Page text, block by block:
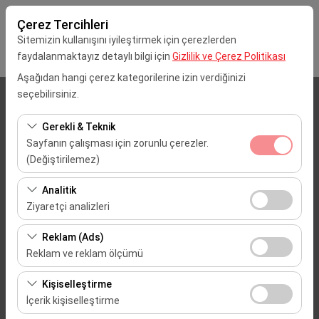
Çerez Tercihleri
Sitemizin kullanışını iyileştirmek için çerezlerden
faydalanmaktayız detaylı bilgi için Gizlilik ve Çerez Politikası
Aşağıdan hangi çerez kategorilerine izin verdiğinizi
seçebilirsiniz.
Gerekli & Teknik
Sayfanın çalışması için zorunlu çerezler.
(Değiştirilemez)
Bu çerezler sitenin doğru şekilde çalışması, güvenlik,
oturum yönetimi ve temel işlevler için gereklidir. Devre
dışı bırakılamaz.
Analitik
Ziyaretçi analizleri
Bu çerezler, sitemizin nasıl kullanıldığını (ziyaretçi sayısı,
en çok ziyaret edilen sayfalar, kullanıcı davranışları)
analiz etmemizi sağlar. Bu veriler, web sitesi
performansını ölçmek ve kullanıcı deneyimini sürekli
iyileştirmek için kullanılır.
Reklam (Ads)
Reklam ve reklam ölçümü
Bu çerezler, size ilgi alanlarınıza uygun kişiselleştirilmiş
reklamlar göstermemize ve reklam kampanyalarımızın
etkinliğini (gösterim sayısı, tıklama oranı) ölçmemize
Kişiselleştirme
İçerik kişiselleştirme
Alış Lokasyonu
İstanbul Sabiha Gökçen Havalimanı (SAW)
Aracı farklı bir lokasyona bırakacağım
Alış Tarih & Saat
Dönüş Tarih & Saat